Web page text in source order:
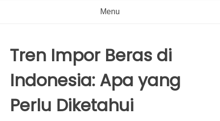
Menu
Tren Impor Beras di
Indonesia: Apa yang
Perlu Diketahui